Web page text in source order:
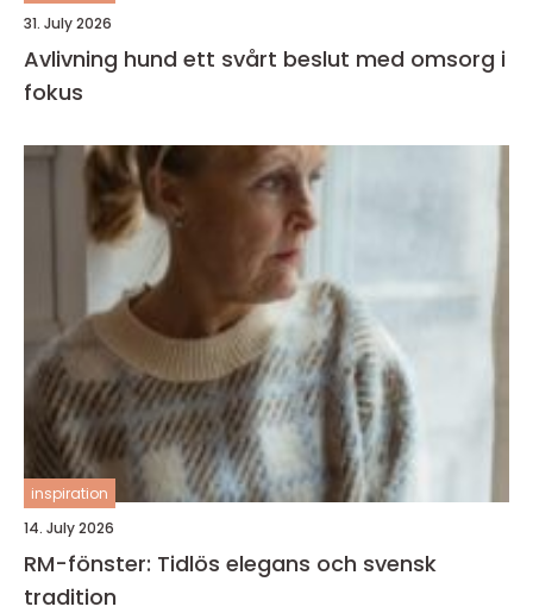
31. July 2026
Avlivning hund ett svårt beslut med omsorg i
fokus
inspiration
14. July 2026
RM-fönster: Tidlös elegans och svensk
tradition